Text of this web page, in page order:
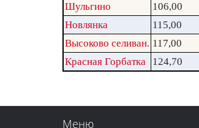
Шульгино
106,00
Новлянка
115,00
Высоково селиван. 117,00
Красная Горбатка
124,70
Меню